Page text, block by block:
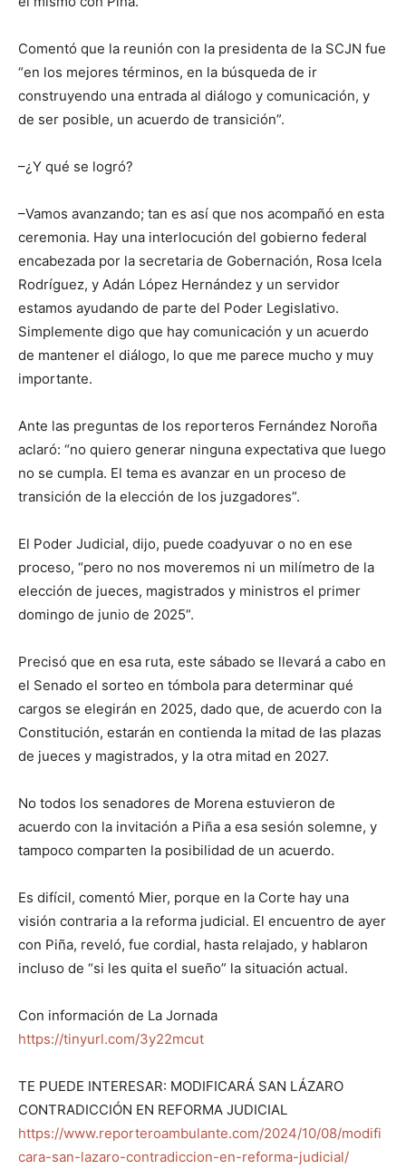
Comentó que la reunión con la presidenta de la SCJN fue
“en los mejores términos, en la búsqueda de ir
construyendo una entrada al diálogo y comunicación, y
de ser posible, un acuerdo de transición”.
–¿Y qué se logró?
–Vamos avanzando; tan es así que nos acompañó en esta
ceremonia. Hay una interlocución del gobierno federal
encabezada por la secretaria de Gobernación, Rosa Icela
Rodríguez, y Adán López Hernández y un servidor
estamos ayudando de parte del Poder Legislativo.
Simplemente digo que hay comunicación y un acuerdo
de mantener el diálogo, lo que me parece mucho y muy
importante.
Ante las preguntas de los reporteros Fernández Noroña
aclaró: “no quiero generar ninguna expectativa que luego
no se cumpla. El tema es avanzar en un proceso de
transición de la elección de los juzgadores”.
El Poder Judicial, dijo, puede coadyuvar o no en ese
proceso, “pero no nos moveremos ni un milímetro de la
elección de jueces, magistrados y ministros el primer
domingo de junio de 2025”.
Precisó que en esa ruta, este sábado se llevará a cabo en
el Senado el sorteo en tómbola para determinar qué
cargos se elegirán en 2025, dado que, de acuerdo con la
Constitución, estarán en contienda la mitad de las plazas
de jueces y magistrados, y la otra mitad en 2027.
No todos los senadores de Morena estuvieron de
acuerdo con la invitación a Piña a esa sesión solemne, y
tampoco comparten la posibilidad de un acuerdo.
Es difícil, comentó Mier, porque en la Corte hay una
visión contraria a la reforma judicial. El encuentro de ayer
con Piña, reveló, fue cordial, hasta relajado, y hablaron
incluso de “si les quita el sueño” la situación actual.
Con información de La Jornada
https://tinyurl.com/3y22mcut
TE PUEDE INTERESAR: MODIFICARÁ SAN LÁZARO
CONTRADICCIÓN EN REFORMA JUDICIAL
https://www.reporteroambulante.com/2024/10/08/modifi
cara-san-lazaro-contradiccion-en-reforma-judicial/